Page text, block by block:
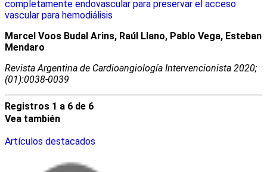
completamente endovascular para preservar el acceso
vascular para hemodiálisis
Marcel Voos Budal Arins, Raúl Llano, Pablo Vega, Esteban
Mendaro
Revista Argentina de Cardioangiologí­a Intervencionista 2020;
(01):0038-0039
Registros 1 a 6 de 6
Vea también
Artículos destacados